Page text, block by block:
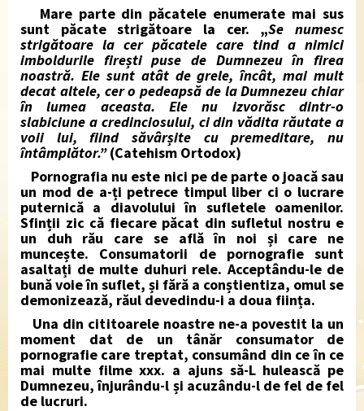
Mare parte din păcatele enumerate mai sus
sunt păcate strigătoare la cer. „Se numesc
strigătoare la cer păcatele care tind a nimici
imboldurile firești puse de Dumnezeu în firea
noastră. Ele sunt atât de grele, încât, mai mult
decat altele, cer o pedeapsă de la Dumnezeu chiar
în lumea aceasta. Ele nu izvorăsc dintr-o
slabiciune a credinciosului, ci din vădita răutate a
voii lui, fiind săvârșite cu premeditare, nu
întâmplător.”(Catehism Ortodox)
Pornografia nu este nici pe de parte o joacă sau
un mod de a-ți petrece timpul liber ci o lucrare
puternică a diavolului în sufletele oamenilor.
Sfinții zic că fiecare păcat din sufletul nostru e
un duh rău care se află în noi și care ne
muncește. Consumatorii de pornografie sunt
asaltați de multe duhuri rele. Acceptându-le de
bună voie în suflet, și fără a conștientiza, omul se
demonizează, răul devedindu-i a doua ființa.
Una din cititoarele noastre ne-a povestit la un
moment dat de un tânăr consumator de
pornografie care treptat, consumând din ce în ce
mai multe filme xxx. a ajuns să-L hulească pe
Dumnezeu, înjurându-l și acuzându-l de fel de fel
de lucruri.